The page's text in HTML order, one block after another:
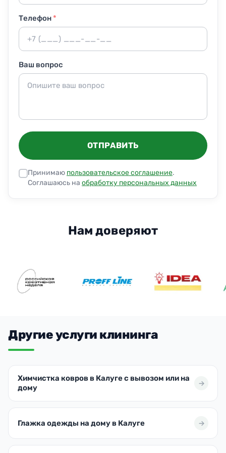
Телефон*
Ваш вопрос
ОТПРАВИТЬ
Принимаю пользовательское соглашение.
Соглашаюсь на обработку персональных данных
Нам доверяют
Другие услуги клининга
Химчистка ковров в Калуге с вывозом или на
дому
Глажка одежды на дому в Калуге